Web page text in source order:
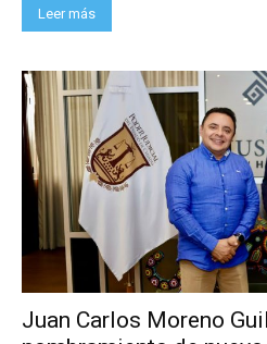
Leer más
Juan Carlos Moreno